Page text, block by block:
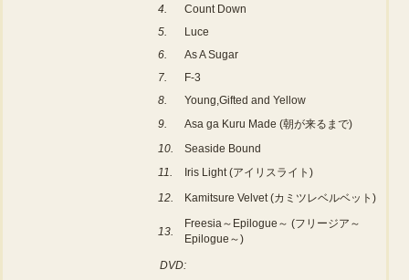
4.
Count Down
5.
Luce
6.
As A Sugar
7.
F-3
8.
Young,Gifted and Yellow
9.
Asa ga Kuru Made (朝が来るまで)
10.
Seaside Bound
11.
Iris Light (アイリスライト)
12.
Kamitsure Velvet (カミツレベルベット)
13.
Freesia～Epilogue～ (フリージア～
Epilogue～)
DVD: